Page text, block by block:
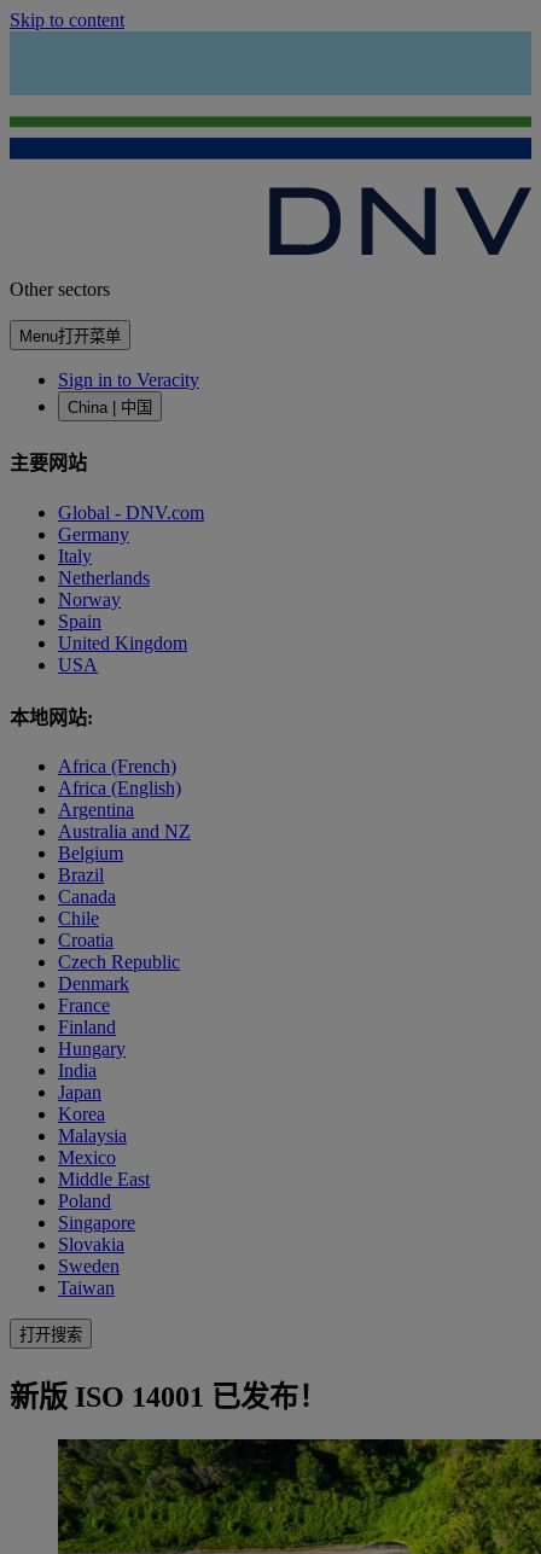
Skip to content
Other sectors
Menu打开菜单
Sign in to Veracity
China | 中国
主要网站
Global - DNV.com
Germany
Italy
Netherlands
Norway
Spain
United Kingdom
USA
本地网站:
Africa (French)
Africa (English)
Argentina
Australia and NZ
Belgium
Brazil
Canada
Chile
Croatia
Czech Republic
Denmark
France
Finland
Hungary
India
Japan
Korea
Malaysia
Mexico
Middle East
Poland
Singapore
Slovakia
Sweden
Taiwan
打开搜索
新版 ISO 14001 已发布！